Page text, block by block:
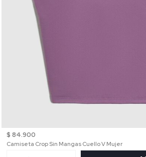
$ 84.900
Camiseta Crop Sin Mangas Cuello V Mujer